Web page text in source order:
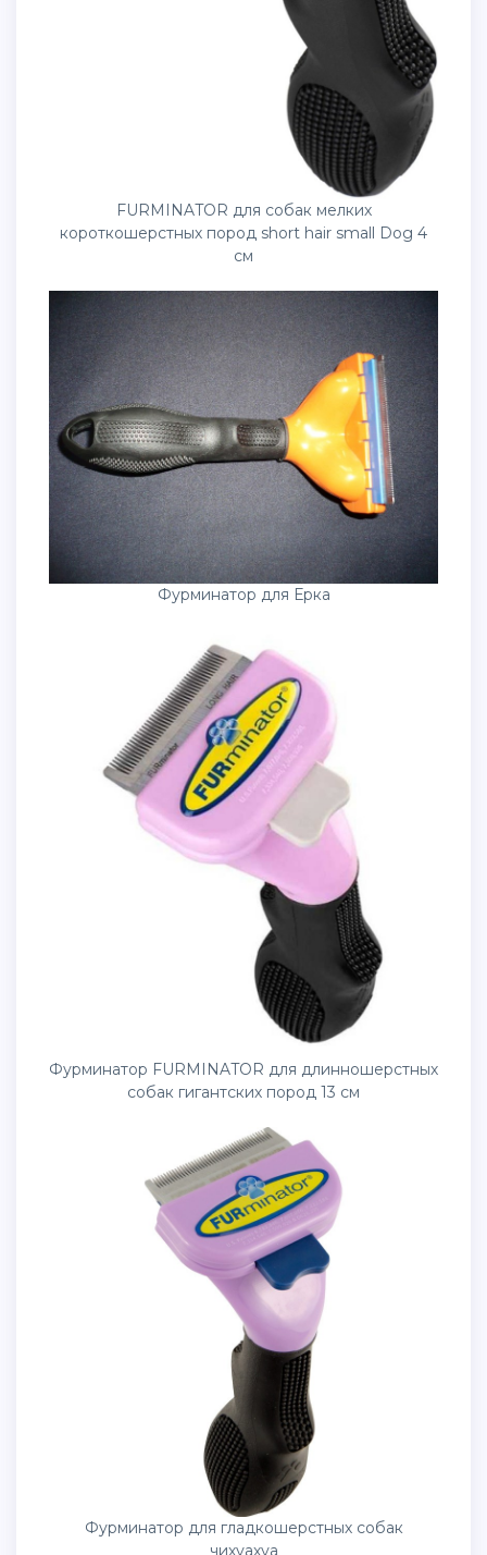
FURMINATOR для собак мелких
короткошерстных пород short hair small Dog 4
см
Фурминатор для Ерка
Фурминатор FURMINATOR для длинношерстных
собак гигантских пород 13 см
Фурминатор для гладкошерстных собак
чихуахуа